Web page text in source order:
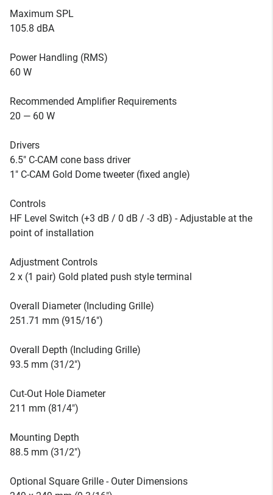
Maximum SPL
105.8 dBA
Power Handling (RMS)
60 W
Recommended Amplifier Requirements
20 — 60 W
Drivers
6.5" C-CAM cone bass driver
1" C-CAM Gold Dome tweeter (fixed angle)
Controls
HF Level Switch (+3 dB / 0 dB / -3 dB) - Adjustable at the
point of installation
Adjustment Controls
2 x (1 pair) Gold plated push style terminal
Overall Diameter (Including Grille)
251.71 mm (915/16")
Overall Depth (Including Grille)
93.5 mm (31/2")
Cut-Out Hole Diameter
211 mm (81/4")
Mounting Depth
88.5 mm (31/2")
Optional Square Grille - Outer Dimensions